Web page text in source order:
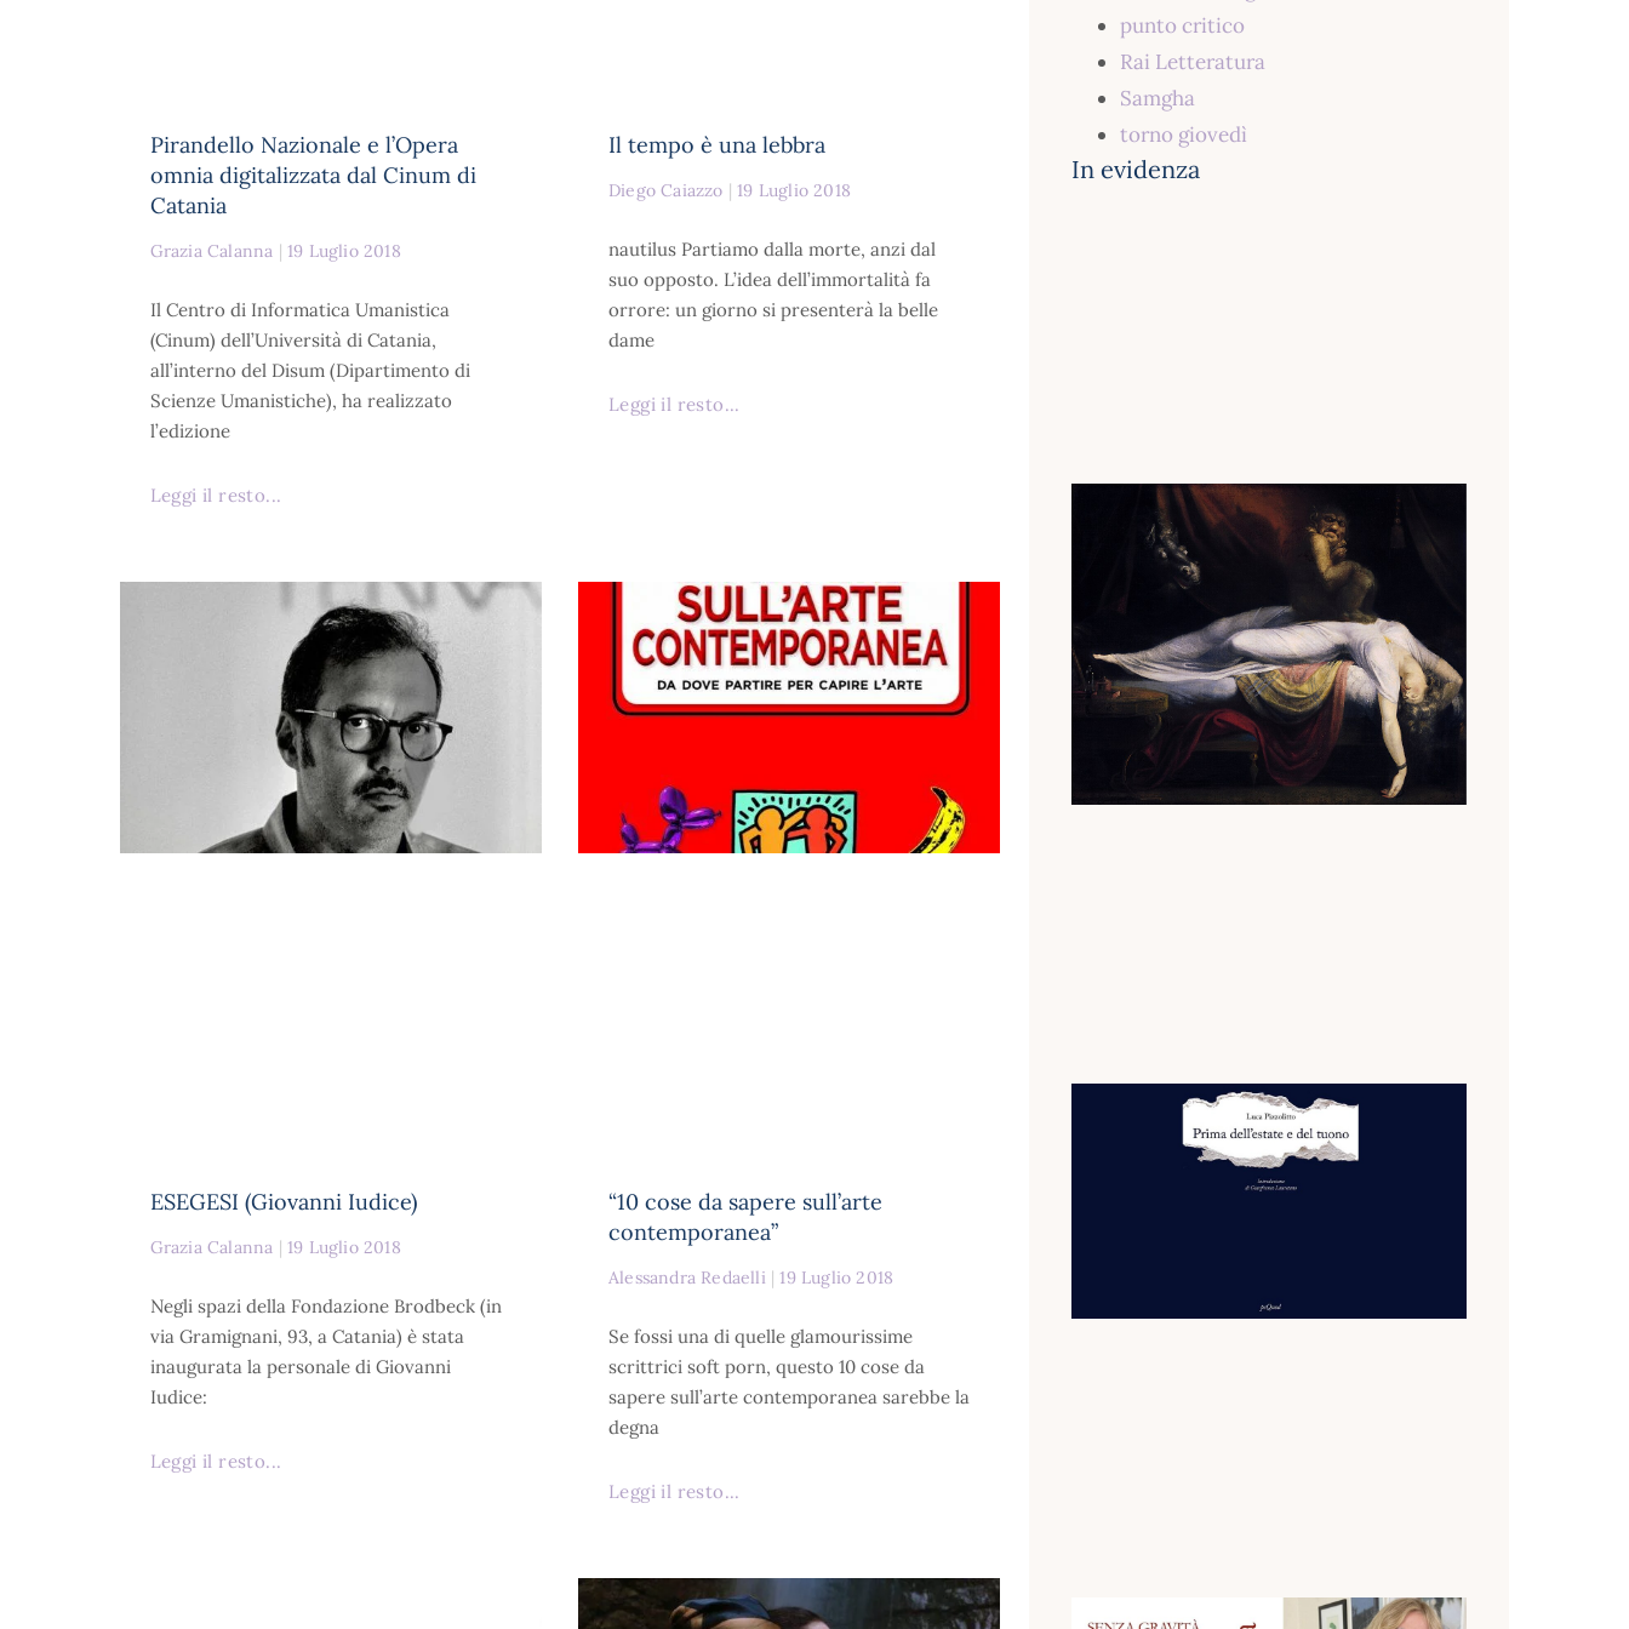
Pirandello Nazionale e l’Opera
omnia digitalizzata dal Cinum di
Catania
Grazia Calanna 19 Luglio 2018
Il Centro di Informatica Umanistica
(Cinum) dell’Università di Catania,
all’interno del Disum (Dipartimento di
Scienze Umanistiche), ha realizzato
l’edizione
Leggi il resto...
Il tempo è una lebbra
Diego Caiazzo 19 Luglio 2018
nautilus Partiamo dalla morte, anzi dal
suo opposto. L’idea dell’immortalità fa
orrore: un giorno si presenterà la belle
dame
Leggi il resto...
ESEGESI (Giovanni Iudice)
Grazia Calanna 19 Luglio 2018
Negli spazi della Fondazione Brodbeck (in
via Gramignani, 93, a Catania) è stata
inaugurata la personale di Giovanni
Iudice:
Leggi il resto...
“10 cose da sapere sull’arte
contemporanea”
Alessandra Redaelli 19 Luglio 2018
Se fossi una di quelle glamourissime
scrittrici soft porn, questo 10 cose da
sapere sull’arte contemporanea sarebbe la
degna
Leggi il resto...
punto critico
Rai Letteratura
Samgha
torno giovedì
In evidenza